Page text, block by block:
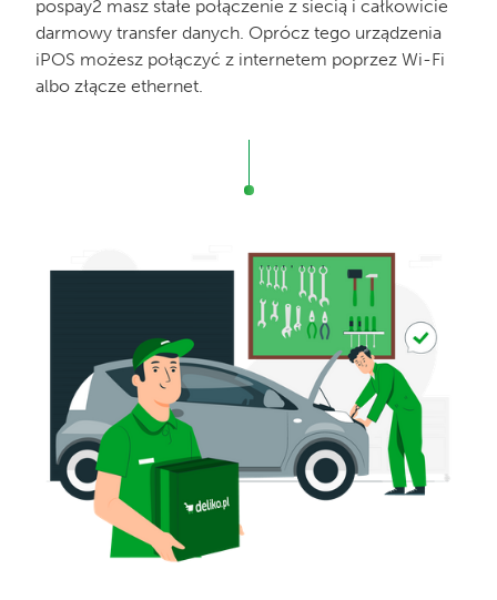
pospay2 masz stałe połączenie z siecią i całkowicie
darmowy transfer danych. Oprócz tego urządzenia
iPOS możesz połączyć z internetem poprzez Wi-Fi
albo złącze ethernet.